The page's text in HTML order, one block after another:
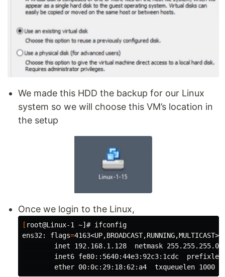
We made this HDD the backup for our Linux
system so we will choose this VM’s location in
the setup
Once we login to the Linux,
[ root@Linux-1 ~]# ifconfig
ens32: flags=
inet 192.168.1.128  netmask 255.255.255.0
inet6 fe80::5640:44e3:92c3:1cdc
        ether 00:0c:29:18:62:a4  txqueuelen 1000